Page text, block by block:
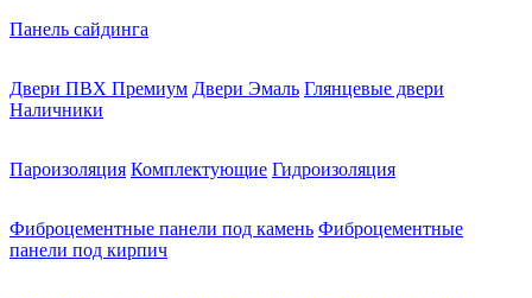
Панель сайдинга
Двери ПВХ Премиум Двери Эмаль Глянцевые двери
Наличники
Пароизоляция Комплектующие Гидроизоляция
Фиброцементные панели под камень Фиброцементные
панели под кирпич